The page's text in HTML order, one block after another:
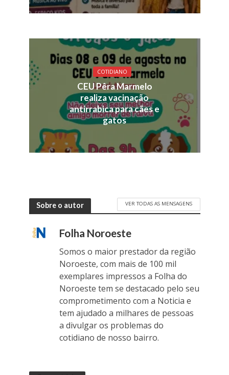
COTIDIANO
CEU Pêra Marmelo
realiza vacinação
antirrabica para cães e
gatos
Sobre o autor VER TODAS AS MENSAGENS
Folha Noroeste
Somos o maior prestador da região
Noroeste, com mais de 100 mil
exemplares impressos a Folha do
Noroeste tem se destacado pelo seu
comprometimento com a Noticia e
tem ajudado a milhares de pessoas
a divulgar os problemas do
cotidiano de nosso bairro.